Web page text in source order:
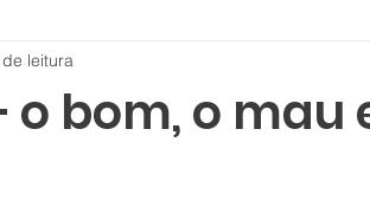
o bom, o mau
leitura